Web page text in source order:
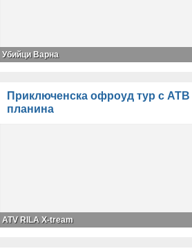
Убийци Варна
Приключенска офроуд тур с
планина
ATV RILA X-tream